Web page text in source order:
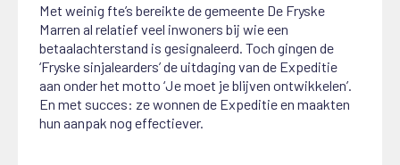
Met weinig fte’s bereikte de gemeente De Fryske
Marren al relatief veel inwoners bij wie een
betaalachterstand is gesignaleerd. Toch gingen de
‘Fryske sinjalearders’ de uitdaging van de Expeditie
aan onder het motto ‘Je moet je blijven ontwikkelen’.
En met succes: ze wonnen de Expeditie en maakten
hun aanpak nog effectiever.